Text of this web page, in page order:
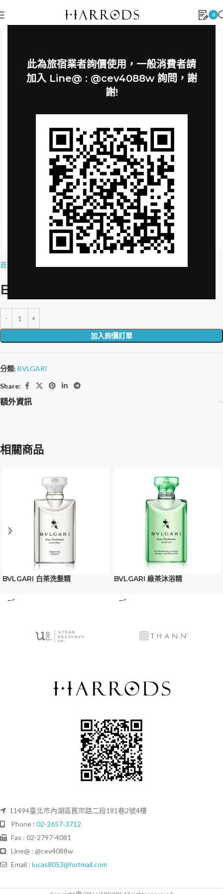
此為旅宿業者詢價使用，一般消費者請
加入 Line@ : @cev4088w 詢問，謝
謝!
0
Click to enlarge
首頁
BeeKind 沐浴精-300ml
加入詢價訂單
分類: BVLGARI
Share:
額外資訊
相關商品
BVLGARI 白茶洗髮精 BVLGARI 綠茶沐浴精
11494臺北市內湖區舊宗路二段181巷2號4樓
Phone : 02-2657-3712
Fax : 02-2797-4081
Line@ : @cev4088w
Email : lucas8053@hotmail.com